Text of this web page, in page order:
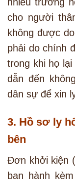
cho người
không được
phải do chính
trong khi họ
dẫn đến
dân sự để xin
3. Hồ sơ ly
bên
Đơn khởi kiện
ban hành